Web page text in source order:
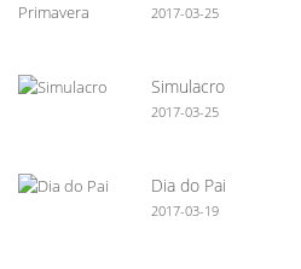
2017-03-25
Simulacro
2017-03-25
Dia do Pai
2017-03-19